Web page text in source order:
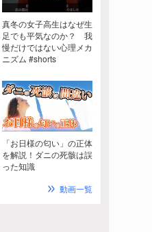
真冬の女子高生はなぜ生
足でも平気なのか？ 我
慢だけではない心理メカ
ニズム #shorts
「お日様の匂い」の正体
を解説！ダニの死骸は誤
った知識
動画一覧